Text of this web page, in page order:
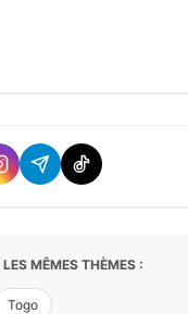
MÊMES THÈMES :
Togo